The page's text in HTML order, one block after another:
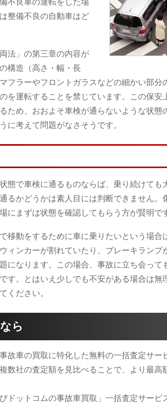
不良車の運転をした場
整備不良の自動車はど
法」の第三章の内容が
構造（高さ・幅・長
フラーやフロントガラスなどの細かい部分
を運転することを禁じています。この保安
ため、おおよそ車検が通らないような状態
に考えて問題がなさそうです。
態で車検に通るものならば、乗り続けても
るかどうかは素人目には判断できません。
にまずは状態を確認してもらう方が賢明で
移動をするために車に乗りたいという場合
ィンカーが割れていたり、ブレーキランプ
になります。この場合、事故に立ち会って
す。とはいえ少しでも不安がある場合は無
ください。
ら
故車の買取に特化した無料の一括査定サー
数社の査定額を見比べることで、より最高
ドットコムの事故車買取」一括査定サービ